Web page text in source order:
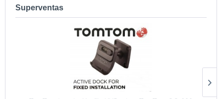
Superventas